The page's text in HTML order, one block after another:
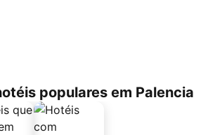
populares em Palencia